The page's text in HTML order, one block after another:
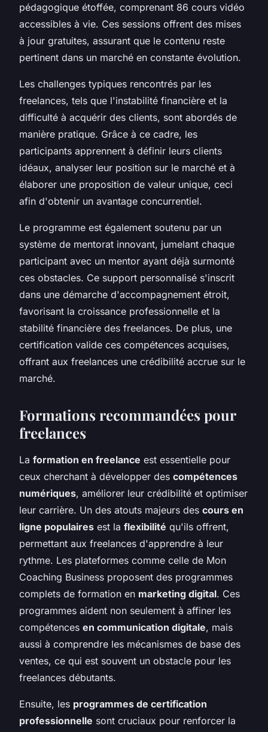
pédagogique étoffée, comprenant 86 cours vidéo
accessibles à vie. Ces sessions offrent des mises
à jour gratuites, assurant que le contenu reste
pertinent dans un marché en constante évolution.
Les challenges typiques rencontrés par les
freelances, tels que l'instabilité financière et la
difficulté à acquérir des clients, sont abordés de
manière pratique. Grâce à ce cadre, les
participants apprennent à définir leurs clients
idéaux, analyser leur position sur le marché et à
élaborer une proposition de valeur unique, ceci
afin d'obtenir un avantage concurrentiel.
Le programme est également soutenu par un
système de mentorat innovant, jumelant chaque
participant avec un mentor ayant déjà surmonté
ces obstacles. Ce support personnalisé s'inscrit
dans une démarche d'accompagnement étroit,
favorisant la croissance professionnelle et la
stabilité financière des freelances. De plus, une
certification valide ces compétences acquises,
offrant aux freelances une crédibilité accrue sur le
marché.
Formations recommandées pour
freelances
La formation en freelance est essentielle pour
ceux cherchant à développer des compétences
numériques, améliorer leur crédibilité et optimiser
leur carrière. Un des atouts majeurs des cours en
ligne populaires est la flexibilité qu'ils offrent,
permettant aux freelances d'apprendre à leur
rythme. Les plateformes comme celle de Mon
Coaching Business proposent des programmes
complets de formation en marketing digital. Ces
programmes aident non seulement à affiner les
compétences en communication digitale, mais
aussi à comprendre les mécanismes de base des
ventes, ce qui est souvent un obstacle pour les
freelances débutants.
Ensuite, les programmes de certification
professionnelle sont cruciaux pour renforcer la